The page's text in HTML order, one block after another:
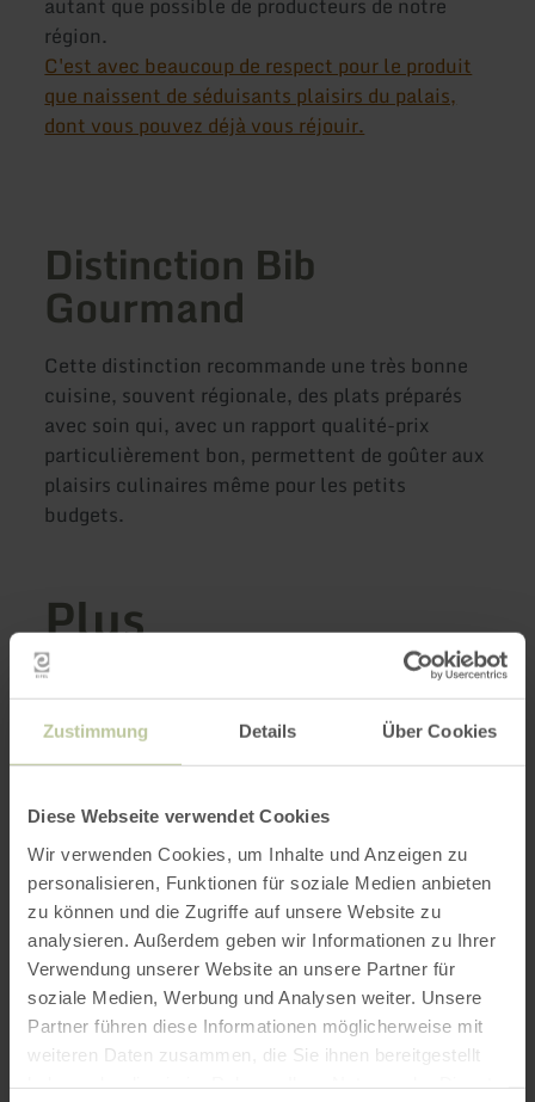
Zustimmung Details Über Cookies
Diese Webseite verwendet Cookies
Wir verwenden Cookies, um Inhalte und Anzeigen zu
personalisieren, Funktionen für soziale Medien anbieten
zu können und die Zugriffe auf unsere Website zu
analysieren. Außerdem geben wir Informationen zu Ihrer
Verwendung unserer Website an unsere Partner für
soziale Medien, Werbung und Analysen weiter. Unsere
Partner führen diese Informationen möglicherweise mit
weiteren Daten zusammen, die Sie ihnen bereitgestellt
région.
C'est avec beaucoup de respect pour le produit
que naissent de séduisants plaisirs du palais,
dont vous pouvez déjà vous réjouir.
Distinction Bib
Gourmand
Cette distinction recommande une très bonne
cuisine, souvent régionale, des plats préparés
avec soin qui, avec un rapport qualité-prix
particulièrement bon, permettent de goûter aux
plaisirs culinaires même pour les petits
budgets.
Plus
d'informations
Heures d'ouverture
Caractéristiques / Particularités
Catégories
Impressions